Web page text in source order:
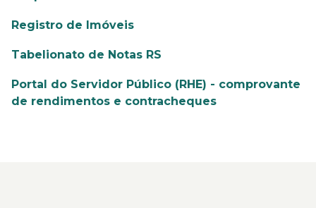
Registro de Imóveis
Tabelionato de Notas RS
Portal do Servidor Público (RHE) - comprovante
de rendimentos e contracheques